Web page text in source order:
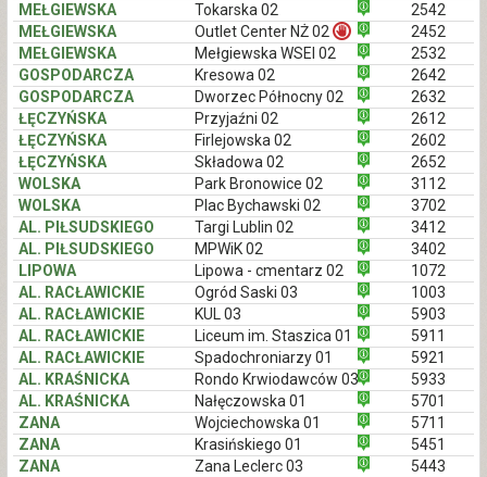
MEŁGIEWSKA
Tokarska 02
2542
MEŁGIEWSKA
Outlet Center NŻ 02
2452
MEŁGIEWSKA
Mełgiewska WSEI 02
2532
GOSPODARCZA
Kresowa 02
2642
GOSPODARCZA
Dworzec Północny 02
2632
ŁĘCZYŃSKA
Przyjaźni 02
2612
ŁĘCZYŃSKA
Firlejowska 02
2602
ŁĘCZYŃSKA
Składowa 02
2652
WOLSKA
Park Bronowice 02
3112
WOLSKA
Plac Bychawski 02
3702
AL. PIŁSUDSKIEGO
Targi Lublin 02
3412
AL. PIŁSUDSKIEGO
MPWiK 02
3402
LIPOWA
Lipowa - cmentarz 02
1072
AL. RACŁAWICKIE
Ogród Saski 03
1003
AL. RACŁAWICKIE
KUL 03
5903
AL. RACŁAWICKIE
Liceum im. Staszica 01
5911
AL. RACŁAWICKIE
Spadochroniarzy 01
5921
AL. KRAŚNICKA
Rondo Krwiodawców 03
5933
AL. KRAŚNICKA
Nałęczowska 01
5701
ZANA
Wojciechowska 01
5711
ZANA
Krasińskiego 01
5451
ZANA
Zana Leclerc 03
5443